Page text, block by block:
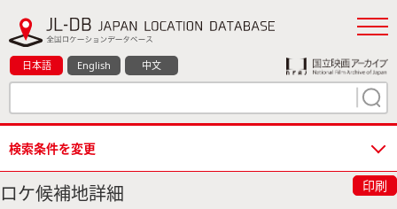
日本語 English 中文
検索条件を変更
ロケ候補地詳細 印刷